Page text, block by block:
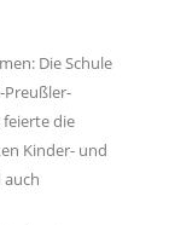
Die Schule
die
Kinder- und
auch